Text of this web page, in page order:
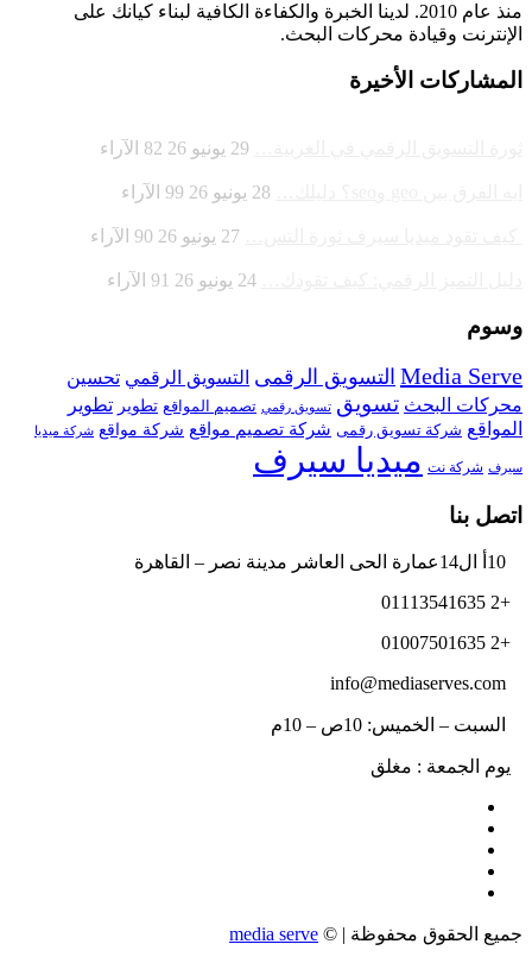
منذ عام 2010. لدينا الخبرة والكفاءة الكافية لبناء كيانك على
الإنترنت وقيادة محركات البحث.
المشاركات الأخيرة
29 يونيو 26 82 الآراء
28 يونيو 26 99 الآراء
27 يونيو 26 90 الآراء
24 يونيو 26 91 الآراء
وسوم
Media Serve التسويق الرقمى التسويق الرقمي تحسين
محركات البحث تسويق تسويق رقمي تصميم المواقع تطوير تطوير
المواقع شركة تسويق رقمى شركة تصميم مواقع شركة مواقع شركة ميديا
سيرف شركة نت ميديا سيرف
اتصل بنا
+2 01113541635
+2 01007501635
السبت – الخميس: 10ص – 10م
يوم الجمعة : مغلق
جميع الحقوق محفوظة | © media serve